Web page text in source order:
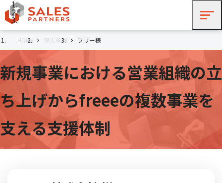
HOME 導入事例 フリー様
新規事業における営業組織の立
ち上げからfreeeの複数事業を
支える支援体制